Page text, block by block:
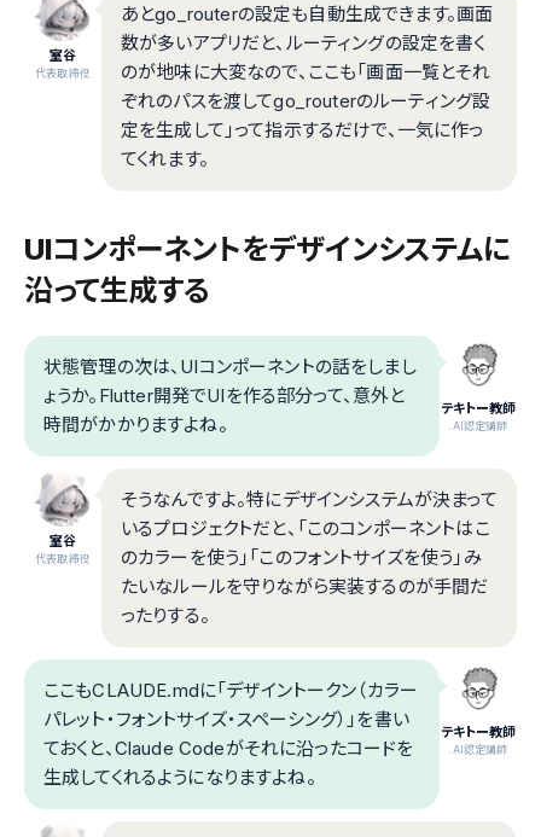
室谷
代表取締役
あとgo_routerの設定も自動生成できます。画面
数が多いアプリだと、ルーティングの設定を書く
のが地味に大変なので、ここも「画面一覧とそれ
ぞれのパスを渡してgo_routerのルーティング設
定を生成して」って指示するだけで、一気に作っ
てくれます。
UIコンポーネントをデザインシステムに
沿って生成する
テキトー教師
.AI認定講師
状態管理の次は、UIコンポーネントの話をしまし
ょうか。Flutter開発でUIを作る部分って、意外と
時間がかかりますよね。
室谷
代表取締役
そうなんですよ。特にデザインシステムが決まって
いるプロジェクトだと、「このコンポーネントはこ
のカラーを使う」「このフォントサイズを使う」み
たいなルールを守りながら実装するのが手間だ
ったりする。
テキトー教師
.AI認定講師
ここもCLAUDE.mdに「デザイントークン（カラー
パレット・フォントサイズ・スペーシング）」を書い
ておくと、Claude Codeがそれに沿ったコードを
生成してくれるようになりますよね。